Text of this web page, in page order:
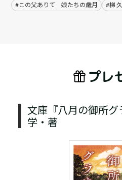
#この父ありて 娘たちの歳月 #梯
プレ
文庫『八月の御所グ
学・著